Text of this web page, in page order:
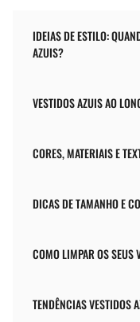
IDEIAS DE ESTILO:
AZUIS?
VESTIDOS AZUIS AO
CORES, MATERIAIS E
DICAS DE TAMANHO E
COMO LIMPAR OS SEUS
TENDÊNCIAS VESTIDOS